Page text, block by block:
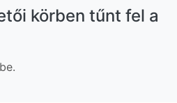
körben tűnt fel a